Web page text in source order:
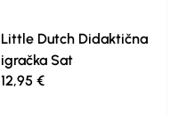
Little Dutch Didaktična
igračka Sat
12,95 €